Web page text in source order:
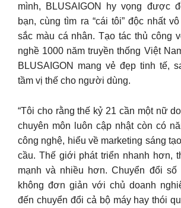
mình, BLUSAIGON hy vọng được
bạn, cùng tìm ra “cái tôi” độc nhất
sắc màu cá nhân. Tạo tác thủ công
nghề 1000 năm truyền thống Việt
BLUSAIGON mang vẻ đẹp tinh tế,
tầm vị thế cho người dùng.
“Tôi cho rằng thế kỷ 21 cần một nữ
chuyên môn luôn cập nhật còn có
công nghệ, hiểu về marketing sáng
cầu. Thế giới phát triển nhanh hơn,
mạnh và nhiều hơn. Chuyển đổi số
không đơn giản với chủ doanh
đến chuyển đổi cả bộ máy hay thói